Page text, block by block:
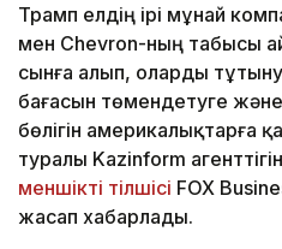
Трамп елдің ірі мұнай
мен Chevron-ның табысы
сынға алып, оларды
бағасын төмендетуге
бөлігін америкалықтарға
туралы Kazinform
меншікті тілшісі FOX
жасап хабарлады.